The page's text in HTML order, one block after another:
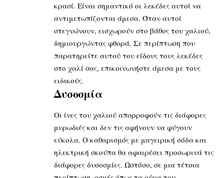
κρασί. Είναι σημαντικό οι λεκέδες αυτοί να
αντιμετωπίζονται άμεσα. Όταν αυτοί
στεγνώνουν, εισχωρούν στο βάθος του χαλιού,
δημιουργώντας φθορά. Σε περίπτωση που
παρατηρείτε αυτού του είδους τους λεκέδες
στο χαλί σας, επικοινωνήστε άμεσα με τους
ειδικούς.
Δυσοσμία
Οι ίνες του χαλιού απορροφούν τις διάφορες
μυρωδιές και δεν τις αφήνουν να φύγουν
εύκολα. Ο καθαρισμός με μαγειρική σόδα και
ηλεκτρική σκούπα θα αφαιρέσει προσωρινά τις
διάφορες δυσοσμίες. Ωστόσο, σε μια τέτοια